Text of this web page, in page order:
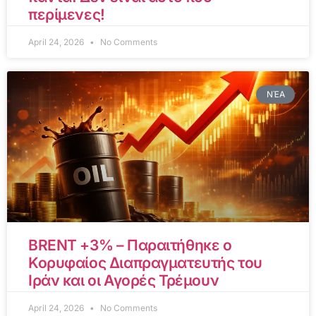
περίμενες!
April 24, 2026 No Comments
ΝΈΑ
BRENT +3% – Παραιτήθηκε ο
Κορυφαίος Διαπραγματευτής του
Ιράν και οι Αγορές Τρέμουν
April 24, 2026 No Comments